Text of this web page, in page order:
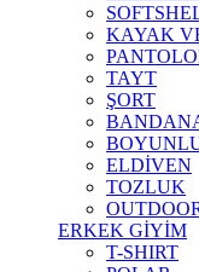
KAYAK
TAYT
ŞORT
ELDİVEN
TOZLUK
ERKEK GİYİM
T-SHIRT